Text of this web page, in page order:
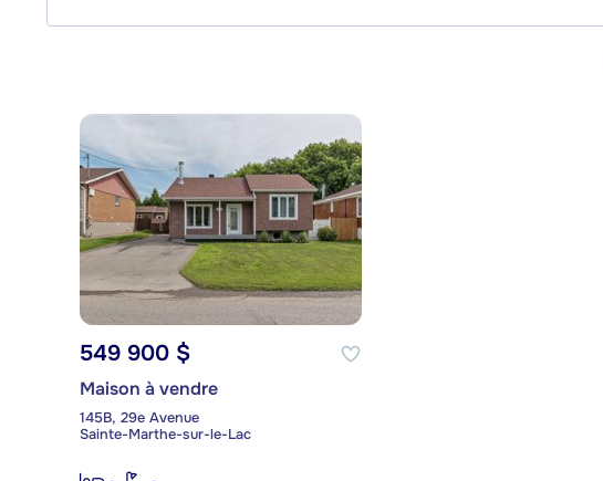
549 900 $
Maison à vendre
145B, 29e Avenue
Sainte-Marthe-sur-le-Lac